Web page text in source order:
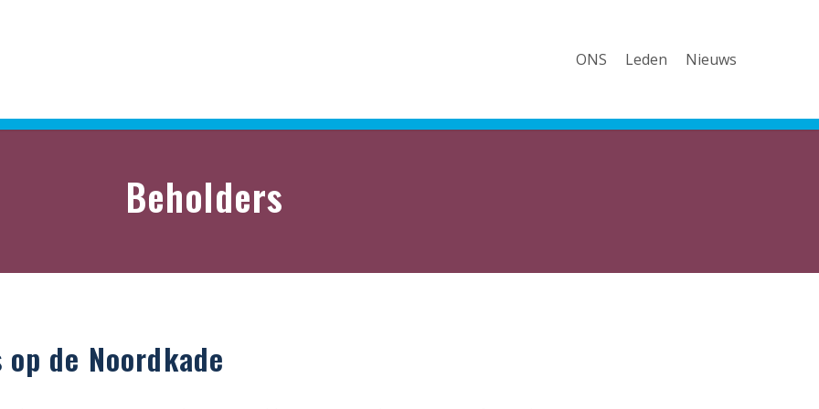
ONS Leden Nieuws
Beholders
de Noordkade